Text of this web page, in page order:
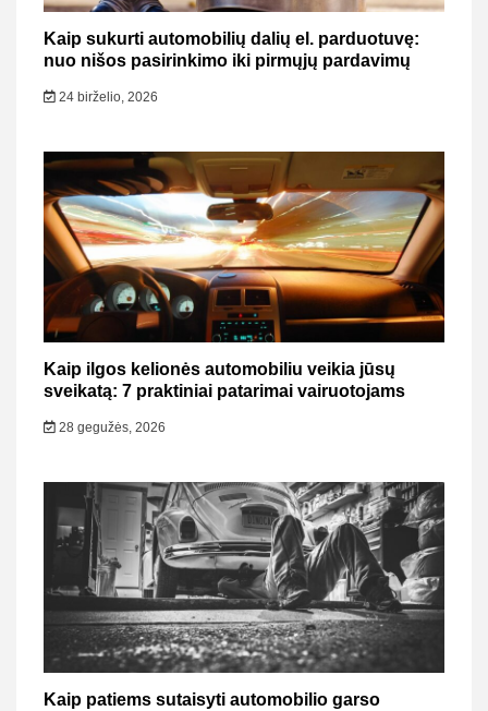
Kaip sukurti automobilių dalių el. parduotuvę:
nuo nišos pasirinkimo iki pirmųjų pardavimų
24 birželio, 2026
Kaip ilgos kelionės automobiliu veikia jūsų
sveikatą: 7 praktiniai patarimai vairuotojams
28 gegužės, 2026
Kaip patiems sutaisyti automobilio garso